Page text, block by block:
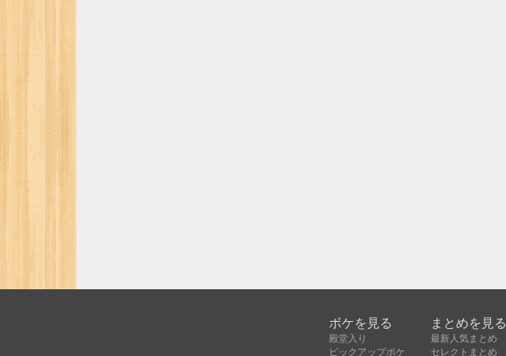
ボケを見る
殿堂入り
ピックアップボケ
まとめを見る
最新人気まとめ
セレクトまとめ